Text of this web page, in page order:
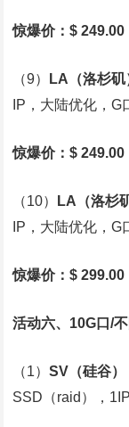
惊爆价：$ 249.00
（9） LA （洛杉矶
IP，大陆优化，G
惊爆价：$ 249.00
（10） LA （洛杉
IP，大陆优化，G
惊爆价：$ 299.00
活动六、10G口/
（1）SV （硅谷）
SSD（raid），